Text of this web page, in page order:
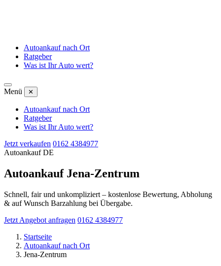
Autoankauf nach Ort
Ratgeber
Was ist Ihr Auto wert?
Menü ✕
Autoankauf nach Ort
Ratgeber
Was ist Ihr Auto wert?
Jetzt verkaufen 0162 4384977
Autoankauf DE
Autoankauf Jena-Zentrum
Schnell, fair und unkompliziert – kostenlose Bewertung, Abholung
& auf Wunsch Barzahlung bei Übergabe.
Jetzt Angebot anfragen 0162 4384977
Startseite
Autoankauf nach Ort
Jena-Zentrum